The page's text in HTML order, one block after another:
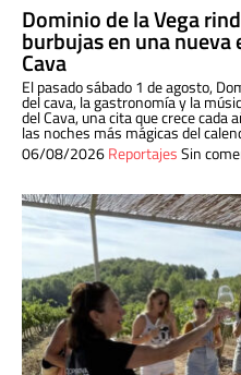
Dominio de la Vega
burbujas en una nueva
Cava
El pasado sábado 1 de agosto,
del cava, la gastronomía y la
del Cava, una cita que crece cada
las noches más mágicas del
06/08/2026ReportajesSin